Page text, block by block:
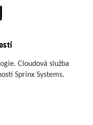
Cloudová služba
Sprinx Systems.